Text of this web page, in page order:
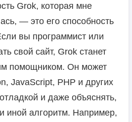
Grok, которая мне
— это его способность
вы программист или
свой сайт, Grok станет
помощником. Он может
JavaScript, PHP и других
и даже объяснять,
иной алгоритм. Например,